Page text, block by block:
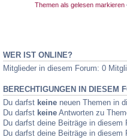
Themen als gelesen markieren
WER IST ONLINE?
Mitglieder in diesem Forum: 0
BERECHTIGUNGEN IN DIESEM
Du darfst keine neuen Themen in
Du darfst keine Antworten zu
Du darfst deine Beiträge in diesem
Du darfst deine Beiträge in diesem